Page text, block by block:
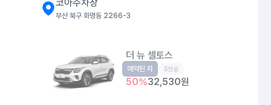
코아주차장
부산 북구 화명동 2266-3
더 뉴 셀토스
소형SUV 5인승
50%32,530원
예약된 차